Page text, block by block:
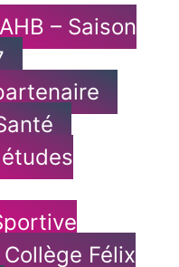
– Saison
Félix